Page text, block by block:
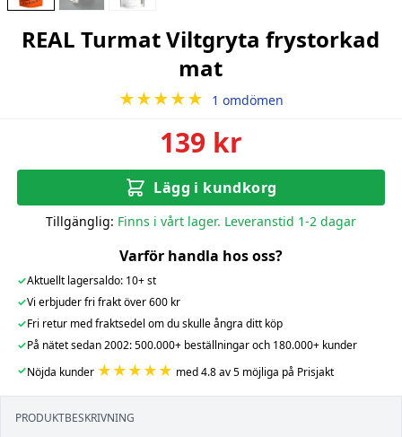
REAL Turmat Viltgryta frystorkad
mat
★★★★★ 1 omdömen
139 kr
Lägg i kundkorg
Tillgänglig: Finns i vårt lager. Leveranstid 1-2 dagar
Varför handla hos oss?
✓Aktuellt lagersaldo: 10+ st
✓Vi erbjuder fri frakt över 600 kr
✓Fri retur med fraktsedel om du skulle ångra ditt köp
✓På nätet sedan 2002: 500.000+ beställningar och 180.000+ kunder
✓Nöjda kunder ★★★★★ med 4.8 av 5 möjliga på Prisjakt
PRODUKTBESKRIVNING